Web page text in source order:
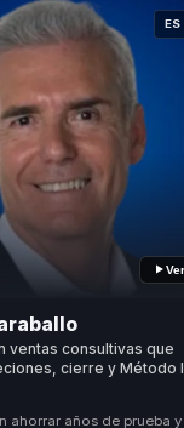
ES
ventas consultivas que
cierre y Método
más sólida y
ahorrar años de prueba